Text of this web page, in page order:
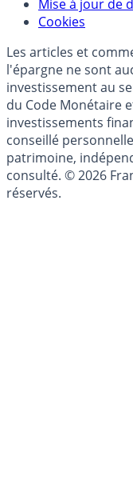
Modèle
Cookies
Les articles et
l'épargne ne sont
investissement au
du Code Monétaire
investissements
conseillé
patrimoine,